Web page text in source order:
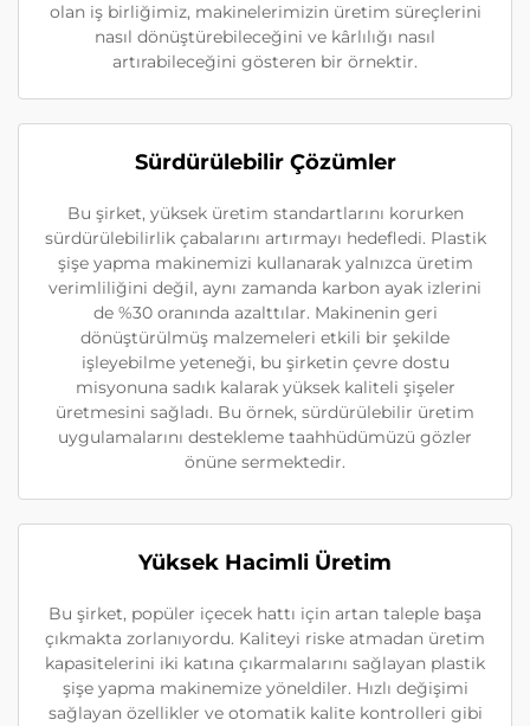
olan iş birliğimiz, makinelerimizin üretim süreçlerini
nasıl dönüştürebileceğini ve kârlılığı nasıl
artırabileceğini gösteren bir örnektir.
Sürdürülebilir Çözümler
Bu şirket, yüksek üretim standartlarını korurken
sürdürülebilirlik çabalarını artırmayı hedefledi. Plastik
şişe yapma makinemizi kullanarak yalnızca üretim
verimliliğini değil, aynı zamanda karbon ayak izlerini
de %30 oranında azalttılar. Makinenin geri
dönüştürülmüş malzemeleri etkili bir şekilde
işleyebilme yeteneği, bu şirketin çevre dostu
misyonuna sadık kalarak yüksek kaliteli şişeler
üretmesini sağladı. Bu örnek, sürdürülebilir üretim
uygulamalarını destekleme taahhüdümüzü gözler
önüne sermektedir.
Yüksek Hacimli Üretim
Bu şirket, popüler içecek hattı için artan taleple başa
çıkmakta zorlanıyordu. Kaliteyi riske atmadan üretim
kapasitelerini iki katına çıkarmalarını sağlayan plastik
şişe yapma makinemize yöneldiler. Hızlı değişimi
sağlayan özellikler ve otomatik kalite kontrolleri gibi